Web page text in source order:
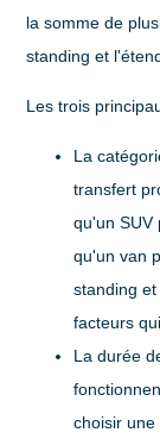
la somme de
standing et
Les trois
La
transfert
qu'un SUV
qu'un van
standing
facteurs
La durée
choisir